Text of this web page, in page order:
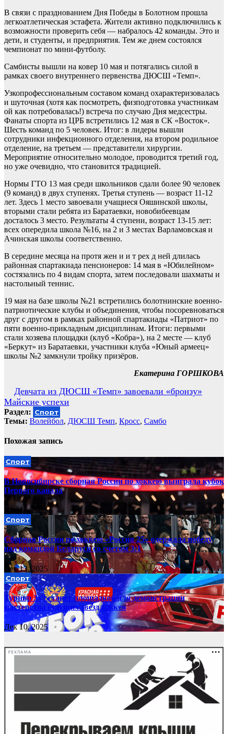
В связи с празднованием Дня Победы в Болотном прошла
легкоатлетическая эстафета. Жители активно подключились к
возможности проверить себя — набралось 42 команды. Это и
дети, и студенты, и предприятия. Тем же днем состоялся
чемпионат по мини-футболу.
Самбисты вышли на ковер 10 мая и потягались силой в
рамках своего внутреннего первенства ДЮСШ «Темп».
Узкопрофессиональным составом команд охарактеризовалась
и шуточная (хотя как посмотреть, физподготовка участникам
ой как потребовалась!) встреча по случаю Дня медсестры.
Фанаты спорта из ЦРБ встретились 12 мая в СК «Восток».
Шесть команд по 5 человек. Итог: в лидеры вышли
сотрудники инфекционного отделения, на втором родильное
отделение, на третьем — представители хирургии.
Мероприятие относительно молодое, проводится третий год,
но уже очевидно, что становится традицией.
Нормы ГТО 13 мая среди школьников сдали более 90 человек
(9 команд) в двух ступенях. Третья ступень — возраст 11-12
лет. Здесь 1 место завоевали учащиеся Ояшинской школы,
вторыми стали ребята из Баратаевки, новобибеевцам
досталось 3 место. Результаты 4 ступени, возраст 13-15 лет:
всех опередила школа №16, на 2 и 3 местах Варламовская и
Ачинская школы соответственно.
В середине месяца на протя жен и и т рех д ней длилась
районная спартакиада пенсионеров: 14 мая в «Юбилейном»
состязались по 4 видам спорта, затем последовали шахматы и
настольный теннис.
19 мая на базе школы №21 встретились болотнинские военно-
патриотические клубы и объединения, чтобы посоревноваться
друг с другом в рамках районной спартакиады «Патриот» по
пяти военно-прикладным дисциплинам. Итоги: первыми
стали хозяева площадки (клуб «Кобра»), на 2 месте — клуб
«Беркут» из Баратаевки, участники клуба «Юный армеец»
школы №2 замкнули тройку призёров.
Екатерина ГОРШКОВА
Навигация
по
записям
Девчата из ДЮСШ «Темп» завоевали «бронзу»
Майские успехи
Раздел: Спорт
Темы: Волейбол, ДЮСШ Темп, Кросс, Самбо
Похожая запись
Спорт
В Новосибирске сборная России по хоккею выиграла кубок
Первого канала
Дек 15, 2025
Спорт
Сборная России по хоккею «Россия 25» одержала победу
над командой Беларуси со счетом 3:1
Дек 13, 2025
Спорт
Турнир 3х3 станет площадкой для демонстрации
мастерства будущих звезд хоккея
Дек 10, 2025
РЕКЛАМА